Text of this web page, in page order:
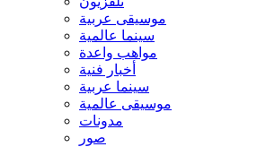
موسيقى عربية
سينما عالمية
مواهب واعدة
أخبار فنية
سينما عربية
موسيقى عالمية
مدونات
صور